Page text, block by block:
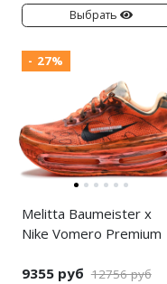
Выбрать
- 27%
Melitta Baumeister x
Nike Vomero Premium
9355 руб 12756 руб